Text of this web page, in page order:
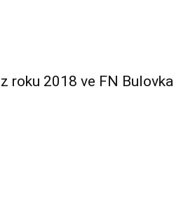
roku 2018 ve FN Bulovka